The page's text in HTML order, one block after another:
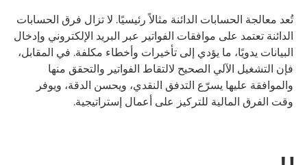
تُعد معالجة الحسابات الدائنة مثالاً رئيسيًا. لا تزال فرق الحسابات
الدائنة تعتمد على موافقات الفواتير عبر البريد الإلكتروني وإدخال
البيانات يدويًا، ما يؤدي إلى تأخيرات وأخطاء مكلفة. في المقابل،
فإن التشغيل الآلي الصحيح لالتقاط الفواتير والتحقق منها
والموافقة عليها يسرّع التدفق النقدي، ويحسن الدقة، ويوفر
وقت الفرق المالية للتركيز على أعمال إستراتيجية.